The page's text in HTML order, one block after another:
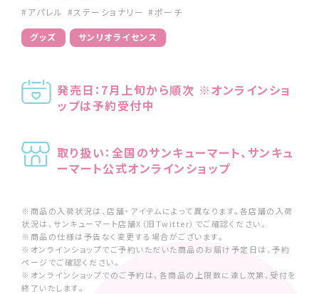
#アパレル #ステーショナリー #ポーチ
グッズ サンリオライセンス
発売日：7月上旬から順次 ※オンラインショ
ップは予約受付中
取り扱い：全国のサンキューマート、サンキュ
ーマート公式オンラインショップ
※商品の入荷状況は、店舗・アイテムによって異なります。各店舗の入荷
状況は、サンキューマート店舗X（旧Twitter）でご確認ください。
※商品の仕様は予告なく変更する場合がございます。
※オンラインショップでご予約いただいた商品のお届け予定日は、予約
ページでご確認ください。
※オンラインショップでのご予約は、各商品の上限数に達し次第、受付を
終了いたします。